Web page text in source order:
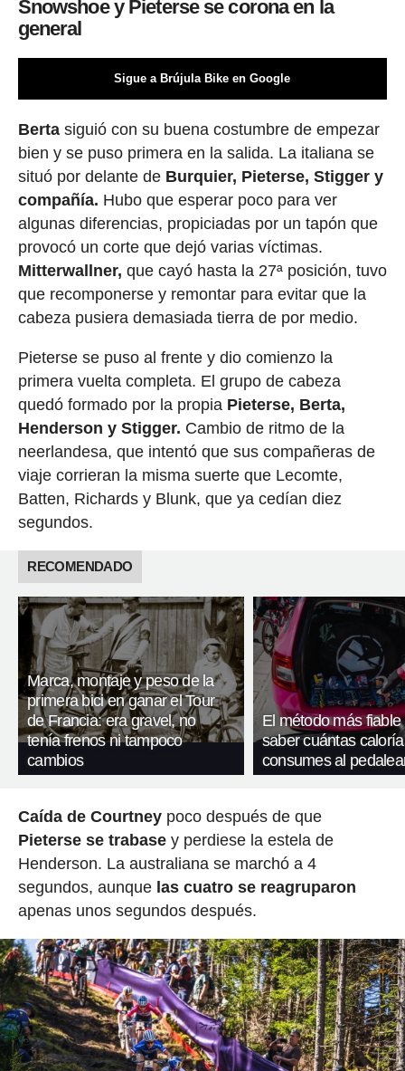
Snowshoe y Pieterse se corona en la
general
Sigue a Brújula Bike en Google
Berta siguió con su buena costumbre de empezar
bien y se puso primera en la salida. La italiana se
situó por delante de Burquier, Pieterse, Stigger y
compañía. Hubo que esperar poco para ver
algunas diferencias, propiciadas por un tapón que
provocó un corte que dejó varias víctimas.
Mitterwallner, que cayó hasta la 27ª posición, tuvo
que recomponerse y remontar para evitar que la
cabeza pusiera demasiada tierra de por medio.
Pieterse se puso al frente y dio comienzo la
primera vuelta completa. El grupo de cabeza
quedó formado por la propia Pieterse, Berta,
Henderson y Stigger. Cambio de ritmo de la
neerlandesa, que intentó que sus compañeras de
viaje corrieran la misma suerte que Lecomte,
Batten, Richards y Blunk, que ya cedían diez
segundos.
RECOMENDADO
Marca, montaje y peso de la
primera bici en ganar el Tour
de Francia: era gravel, no
tenía frenos ni tampoco
cambios
El método más fiable
saber cuántas
consumes al
Caída de Courtneypoco después de que
Pieterse se trabasey perdiese la estela de
Henderson. La australiana se marchó a 4
segundos, aunque las cuatro se reagruparon
apenas unos segundos después.